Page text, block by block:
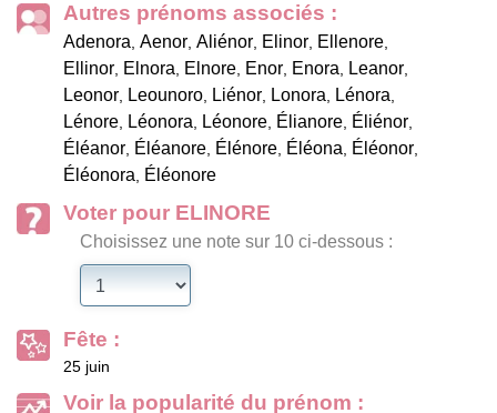
Autres prénoms associés :
Adenora, Aenor, Aliénor, Elinor, Ellenore,
Ellinor, Elnora, Elnore, Enor, Enora, Leanor,
Leonor, Leounoro, Liénor, Lonora, Lénora,
Lénore, Léonora, Léonore, Élianore, Éliénor,
Éléanor, Éléanore, Élénore, Éléona, Éléonor,
Éléonora, Éléonore
Voter pour ELINORE
Choisissez une note sur 10 ci-dessous :
Fête :
25 juin
Voir la popularité du prénom :